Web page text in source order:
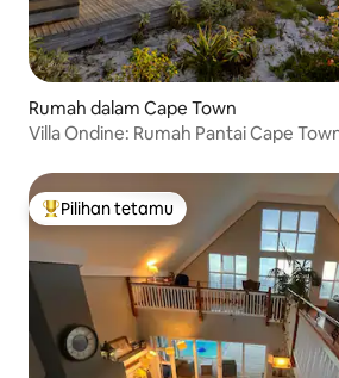
Rumah dalam Cape Town
Villa Ondine: Rumah Pantai Cape
Pilihan utama tetamu
Pilihan tetamu